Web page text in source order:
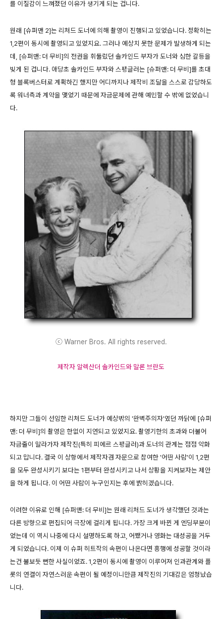
를 이질감이 느껴졌던 이유가 생기게 되는 겁니다.
원래 [슈퍼맨 2]는 리처드 도너에 의해 촬영이 진행되고 있었습니다. 정확히는
1,2편이 동시에 촬영되고 있었지요. 그러나 예상치 못한 문제가 발생하게 되는
데, [슈퍼맨: 더 무비]의 전권을 휘둘렀던 솔카인드 부자가 도너와 심한 갈등을
빚게 된 겁니다. 애당초 솔카인드 부자와 스팽글러는 [슈퍼맨: 더 무비]를 초대
형 블록버스터로 계획하긴 했지만 어디까지나 제작비 조달을 스스로 감당하도
록 워너측과 계약을 맺었기 때문에 자금문제에 관해 예민할 수 밖에 없었습니
다.
ⓒ Warner Bros. All rights reserved.
제작자 알렉산더 솔카인드와 말론 브란도
하지만 그들이 선임한 리처드 도너가 예상밖의 '완벽주의자'였던 까닭에 [슈퍼
맨: 더 무비]의 촬영은 한없이 지연되고 있었지요. 촬영기한의 초과와 더불어
자금줄이 말라가자 제작진(특히 피에르 스팽글러)과 도너의 관계는 점점 악화
되고 맙니다. 결국 이 상항에서 제작자겸 자문으로 참여한 '어떤 사람'이 1,2편
을 모두 완성시키기 보다는 1편부터 완성시키고 나서 상황을 지켜보자는 제안
을 하게 됩니다. 이 어떤 사람이 누구인지는 후에 밝히겠습니다.
이려한 이유로 인해 [슈퍼맨: 더 무비]는 원래 리처드 도너가 생각했던 것과는
다른 방향으로 편집되어 극장에 걸리게 됩니다. 가장 크게 바뀐 게 엔딩부분이
었는데 이 역시 나중에 다시 설명하도록 하고, 어쨌거나 영화는 대성공을 거두
게 되었습니다. 이제 이 슈퍼 히트작의 속편이 나온다면 흥행에 성공할 것이라
는건 불보듯 뻔한 사실이었죠. 1,2편이 동시에 촬영이 이루어져 인과관계와 플
롯의 연결이 자연스러운 속편이 될 예정이니만큼 제작진의 기대감은 엄청났습
니다.